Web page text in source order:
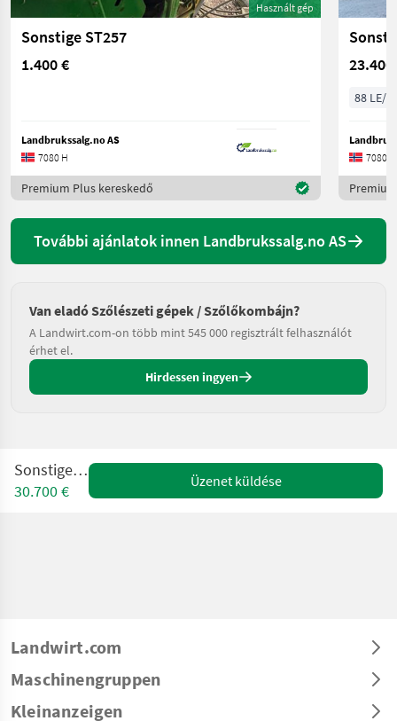
Használt gép
Sonstige ST257
1.400 €
Landbrukssalg.no AS
7080 H
Premium Plus kereskedő
23.400
88 LE/
7080 H
További ajánlatok innen Landbrukssalg.no AS
Van eladó Szőlészeti gépek / Szőlőkombájn?
A Landwirt.com-on több mint 545 000 regisztrált felhasználót
érhet el.
Hirdessen ingyen
Sonstige TX65
30.700 €
Üzenet küldése
Landwirt.com
Maschinengruppen
Kleinanzeigen